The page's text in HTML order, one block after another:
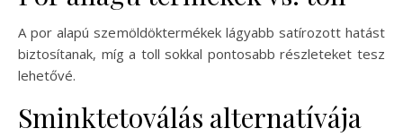
A por alapú szemöldöktermékek lágyabb satírozott hatást
biztosítanak, míg a toll sokkal pontosabb részleteket tesz
lehetővé.
Sminktetoválás alternatívája